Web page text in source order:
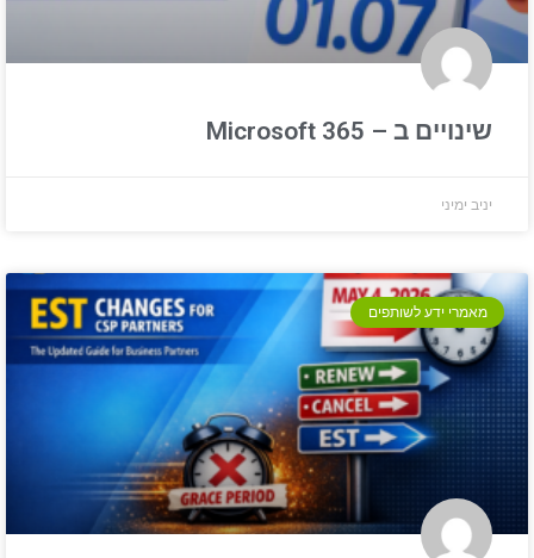
שינויים ב – Microsoft 365
יניב ימיני
מאמרי ידע לשותפים